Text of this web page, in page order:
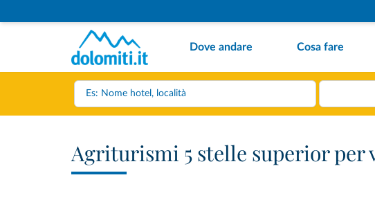
Dove andare Cosa fare
Agriturismi 5 stelle superior per